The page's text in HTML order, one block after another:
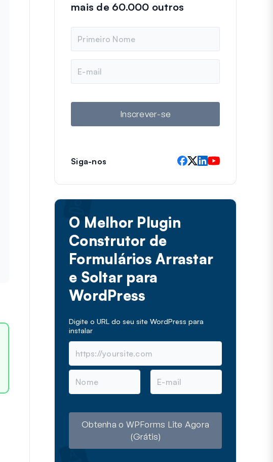
mais de 60.000 outros
m
e
m
i
Inscrever-se
Siga-nos
O Melhor Plugin
Construtor de
Formulários Arrastar
e Soltar para
WordPress
Digite o URL do seu site WordPress para
instalar
N
m
E
m
Obtenha o WPForms Lite Agora
(Grátis)